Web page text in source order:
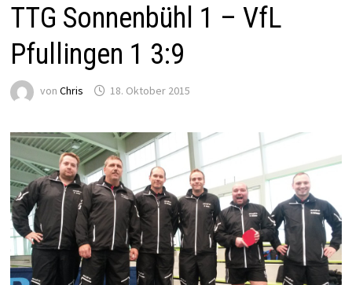
TTG Sonnenbühl 1 – VfL
Pfullingen 1 3:9
von Chris 18. Oktober 2015